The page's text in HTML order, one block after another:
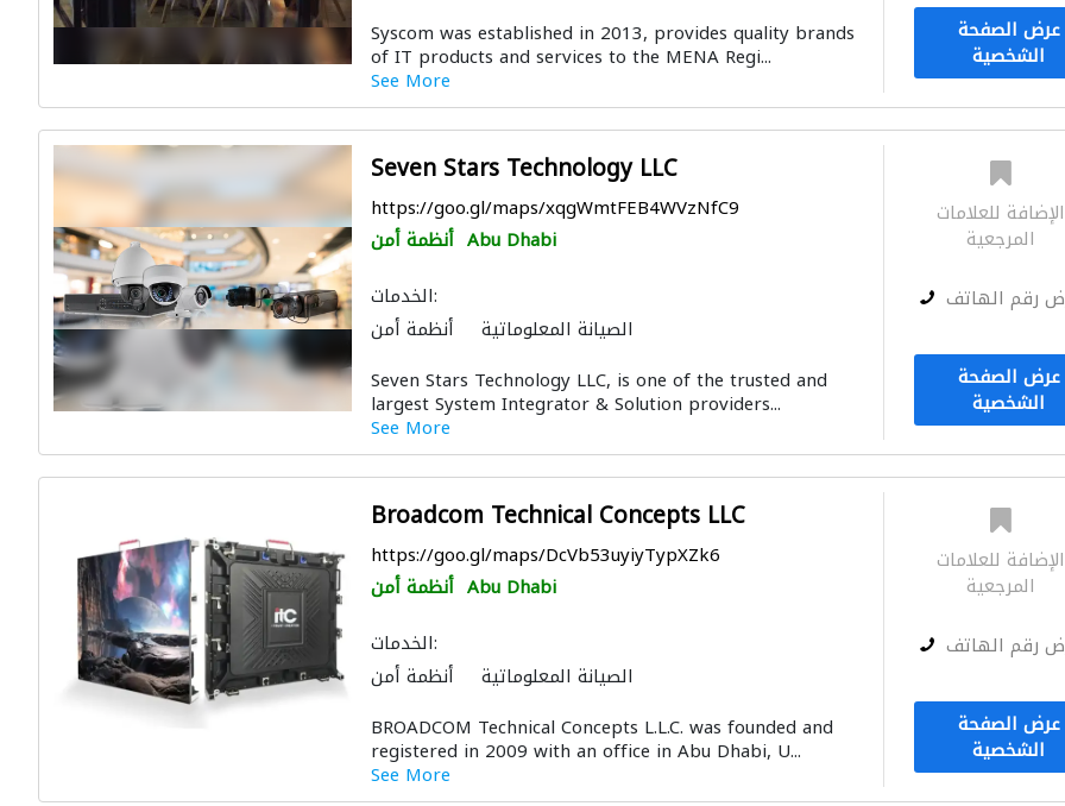
Syscom was established in 2013, provides quality brands
of IT products and services to the MENA Regi...
See More
عرض الصفحة
الشخصية
Seven Stars Technology LLC
https://goo.gl/maps/xqgWmtFEB4WVzNfC9
أنظمة أمن Abu Dhabi
الخدمات:
أنظمة أمن
الصيانة المعلوماتية
Seven Stars Technology LLC, is one of the trusted and
largest System Integrator & Solution providers...
See More
الإضافة للعلامات
المرجعية
رقم الهاتف
عرض الصفحة
الشخصية
Broadcom Technical Concepts LLC
https://goo.gl/maps/DcVb53uyiyTypXZk6
أنظمة أمن Abu Dhabi
الخدمات:
أنظمة أمن
الصيانة المعلوماتية
BROADCOM Technical Concepts L.L.C. was founded and
registered in 2009 with an office in Abu Dhabi, U...
See More
الإضافة للعلامات
المرجعية
رقم الهاتف
عرض الصفحة
الشخصية